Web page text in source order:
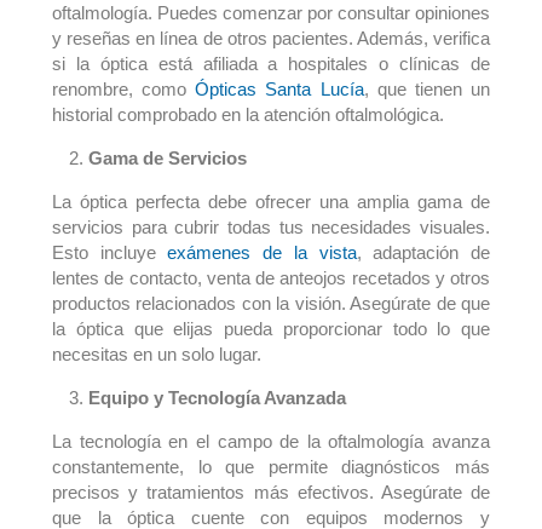
oftalmología. Puedes comenzar por consultar opiniones
y reseñas en línea de otros pacientes. Además, verifica
si la óptica está afiliada a hospitales o clínicas de
renombre, comoÓpticas Santa Lucía, que tienen un
historial comprobado en la atención oftalmológica.
Gama de Servicios
La óptica perfecta debe ofrecer una amplia gama de
servicios para cubrir todas tus necesidades visuales.
Esto incluyeexámenes de la vista, adaptación de
lentes de contacto, venta de anteojos recetados y otros
productos relacionados con la visión. Asegúrate de que
la óptica que elijas pueda proporcionar todo lo que
necesitas en un solo lugar.
Equipo y Tecnología Avanzada
La tecnología en el campo de la oftalmología avanza
constantemente, lo que permite diagnósticos más
precisos y tratamientos más efectivos. Asegúrate de
que la óptica cuente con equipos modernos y